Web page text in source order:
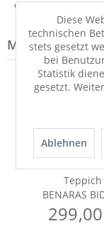
Weitere
Modell-Familie:
Teppich
BENARAS
Diese
technischen
stets gesetzt
bei
Statistik
gesetzt.
Ablehnen